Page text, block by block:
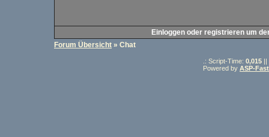
Einloggen oder registrieren um
Forum Übersicht » Chat
.: Script-Time: 0,015 ||
Powered by ASP-